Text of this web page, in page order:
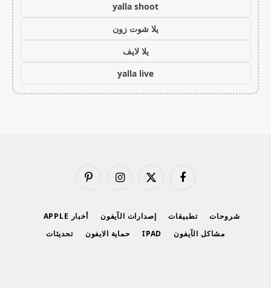
yalla shoot
يلا شوت زون
يلا لايف
yalla live
فيسبوك
X
الانستغرامبينتيريست
شروحات تطبيقات إصدارات الآيفون
أخبار APPLE
مشاكل الآيفون
IPAD حماية الايفون تحديثات